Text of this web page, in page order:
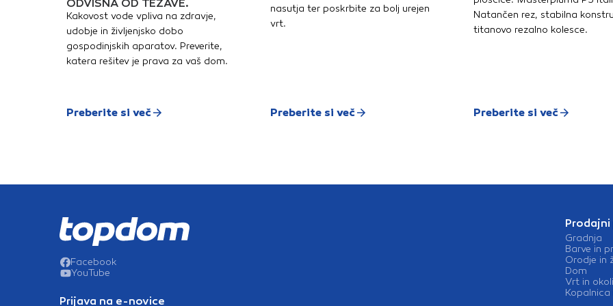
ODVISNA OD TEŽAVE.
Kakovost vode vpliva na zdravje,
udobje in življenjsko dobo
gospodinjskih aparatov. Preverite,
katera rešitev je prava za vaš dom.
Preberite si več
nasutja ter poskrbite za bolj urejen
vrt.
Preberite si več
Natančen rez, stabilna
titanovo rezalno kolesce.
Preberite si več
Facebook
YouTube
Prijava na e-novice
Gradnja
Barve in
Orodje in
Dom
Vrt in